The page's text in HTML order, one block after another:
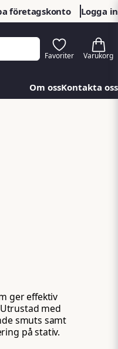
företagskonto Logga in
Om ossKontakta oss
ger effektiv
med
smuts samt
på stativ.